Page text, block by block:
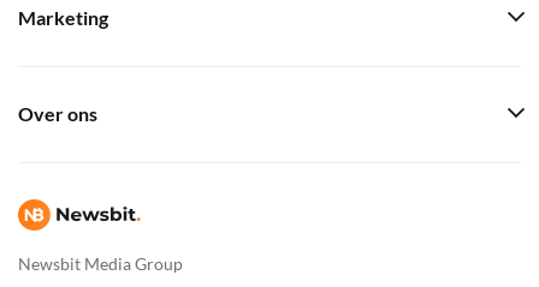
Newsbit Media Group
Marketing
Over ons